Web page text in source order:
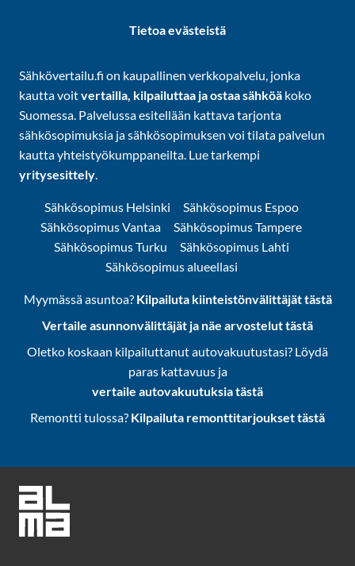
Tietoa evästeistä
Sähkövertailu.fi on kaupallinen verkkopalvelu, jonka
kautta voitvertailla, kilpailuttaa ja ostaa sähköä koko
Suomessa. Palvelussa esitellään kattava tarjonta
sähkösopimuksia ja sähkösopimuksen voi tilata palvelun
kautta yhteistyökumppaneilta. Lue tarkempi
yritysesittely
Sähkösopimus Helsinki
Sähkösopimus Espoo
Sähkösopimus Vantaa
Sähkösopimus Tampere
Sähkösopimus Turku
Sähkösopimus Lahti
Sähkösopimus alueellasi
Myymässä asuntoa? Kilpailuta kiinteistönvälittäjät tästä
Vertaile asunnonvälittäjät ja näe arvostelut tästä
Oletko koskaan kilpailuttanut autovakuutustasi? Löydä
paras kattavuus ja
vertaile autovakuutuksia tästä
Remontti tulossa? Kilpailuta remonttitarjoukset tästä